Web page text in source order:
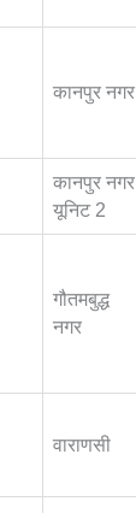
कानपुर नगर
कानपुर नगर
यूनिट 2
गौतमबुद्ध
नगर
वाराणसी